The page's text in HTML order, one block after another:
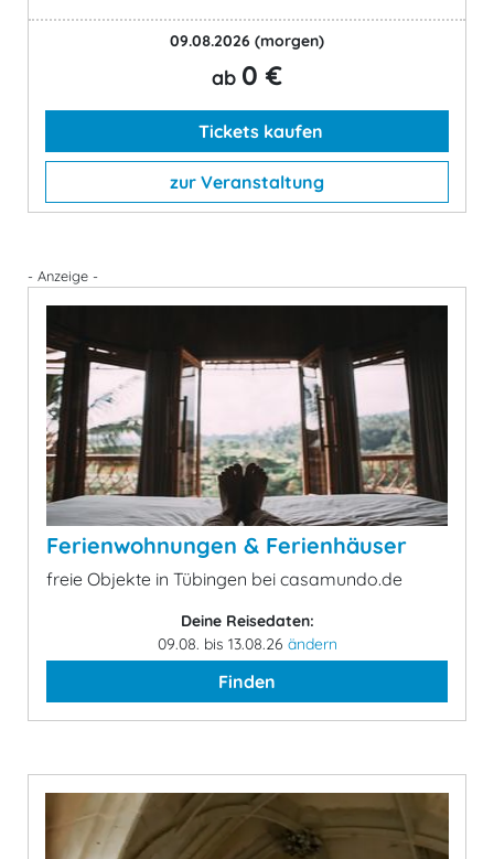
09.08.2026 (morgen)
ab 0 €
Tickets kaufen
zur Veranstaltung
- Anzeige -
Ferienwohnungen & Ferienhäuser
freie Objekte in Tübingen bei casamundo.de
Deine Reisedaten:
09.08. bis 13.08.26 ändern
Finden